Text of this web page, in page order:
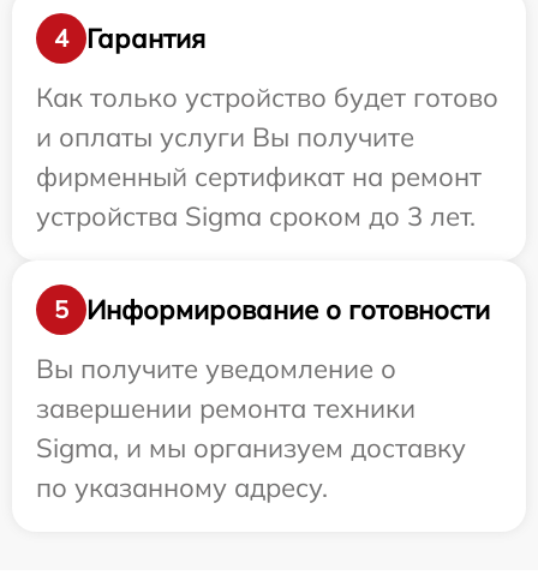
4
Гарантия
Как только устройство будет готово
и оплаты услуги Вы получите
фирменный сертификат на ремонт
устройства Sigma сроком до 3 лет.
5
Информирование о готовности
Вы получите уведомление о
завершении ремонта техники
Sigma, и мы организуем доставку
по указанному адресу.